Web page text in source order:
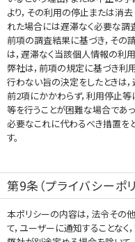
より，その利用の停止または消去
れた場合には遅滞なく必要な調
前項の調査結果に基づき，その
は，遅滞なく当該個人情報の利
弊社は，前項の規定に基づき利
行わない旨の決定をしたときは
前2項にかかわらず，利用停止
等を行うことが困難な場合であ
必要なこれに代わるべき措置を
す。
第9条（プライバシーポ
本ポリシーの内容は，法令その
て，ユーザーに通知することなく